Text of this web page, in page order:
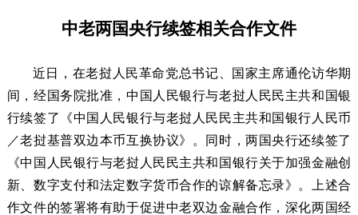
中老两国央行续签相关合作文件
近日，在老挝人民革命党总书记、国家主席通伦访华期
间，经国务院批准，中国人民银行与老挝人民民主共和国银
行续签了《中国人民银行与老挝人民民主共和国银行人民币
／老挝基普双边本币互换协议》。同时，两国央行还续签了
《中国人民银行与老挝人民民主共和国银行关于加强金融创
新、数字支付和法定数字货币合作的谅解备忘录》。上述合
作文件的签署将有助于促进中老双边金融合作，深化两国经